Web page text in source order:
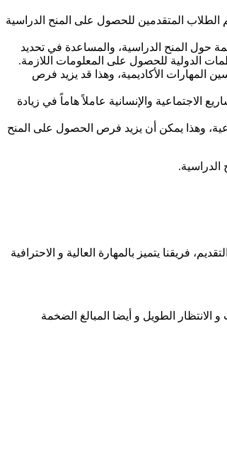
الطلاب المتقدمين للحصول على المنح الدراسية
حول المنح الدراسية، والمساعدة في تحديد
الدولية للحصول على المعلومات اللازمة.
المهارات الأكاديمية، وهذا قد يزيد فرص
الاجتماعية والإنسانية عاملاً هاماً في زيادة
وهذا يمكن أن يزيد فرص الحصول على المنح
فريقنا يتميز بالمهارة العالية و الاحترافية